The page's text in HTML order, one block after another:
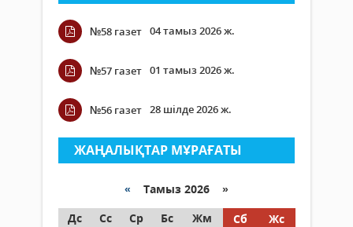
№58 газет 04 тамыз 2026 ж.
№57 газет 01 тамыз 2026 ж.
№56 газет 28 шілде 2026 ж.
ЖАҢАЛЫҚТАР МҰРАҒАТЫ
« Тамыз 2026 »
Дс
Сс Ср Бс Жм Сб
Жс